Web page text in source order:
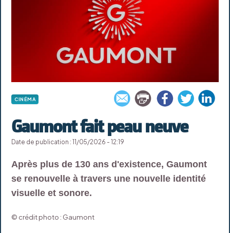
CINÉMA
Gaumont fait peau neuve
Date de publication : 11/05/2026 - 12:19
Après plus de 130 ans d'existence, Gaumont
se renouvelle à travers une nouvelle identité
visuelle et sonore.
© crédit photo : Gaumont